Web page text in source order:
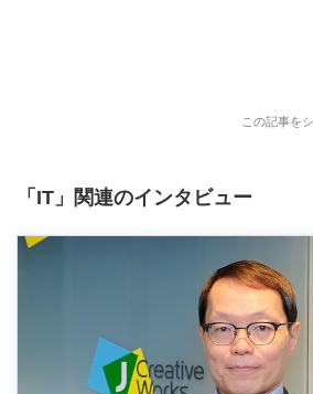
この記事を
「IT」関連のインタビュー